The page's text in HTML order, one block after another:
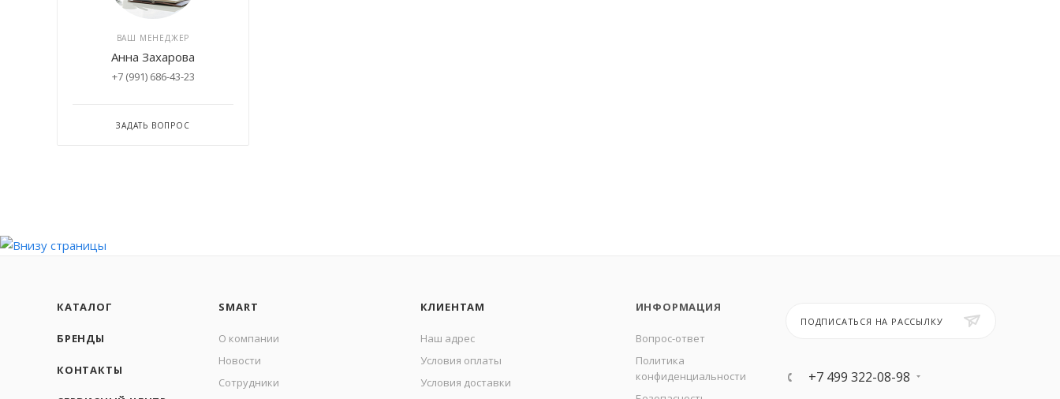
ВАШ МЕНЕДЖЕР
Анна Захарова
+7 (991) 686-43-23
ЗАДАТЬ ВОПРОС
КАТАЛОГ
БРЕНДЫ
КОНТАКТЫ
SMART
О компании
Новости
Сотрудники
КЛИЕНТАМ
Наш адрес
Условия оплаты
Условия доставки
ИНФОРМАЦИЯ
Вопрос-ответ
Политика
конфиденциальности
ПОДПИСАТЬСЯ НА РАССЫЛКУ
+7 499 322-08-98